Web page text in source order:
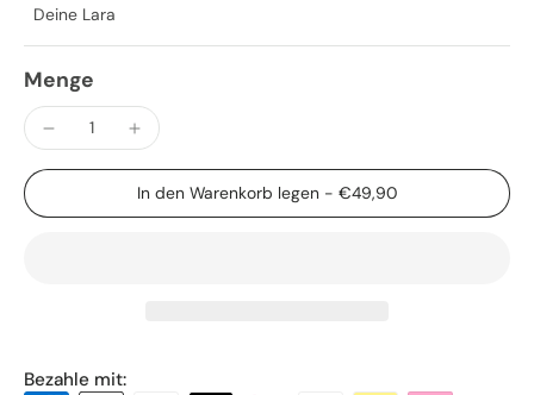
Deine Lara
Menge
In den Warenkorb legen - €49,90
Bezahle mit: